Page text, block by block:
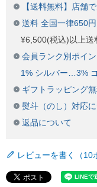
【送料無料】店舗
送料 全国一律650
¥6,500(税込)以上送
会員ランク別ポイ
1% シルバー…3%
ギフトラッピング
熨斗（のし）対応
返品について
レビューを書く（10